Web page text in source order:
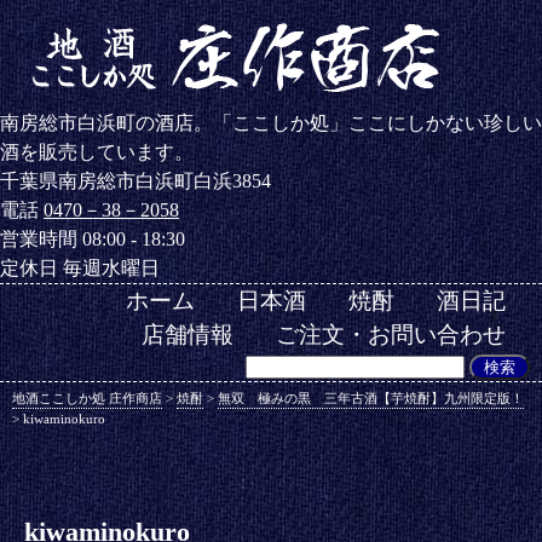
南房総市白浜町の酒店。「ここしか処」ここにしかない珍しい
酒を販売しています。
千葉県南房総市白浜町白浜3854
電話0470－38－2058
営業時間 08:00 - 18:30
定休日 毎週水曜日
ホーム 日本酒 焼酎
酒日記
店舗情報
ご注文・お問い合わせ
地酒ここしか処 庄作商店 >焼酎>無双 極みの黒 三年古酒【芋焼酎】九州限定版！
> kiwaminokuro
kiwaminokuro